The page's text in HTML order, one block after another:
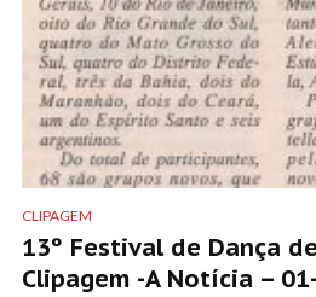
CLIPAGEM
13º Festival de Dança
Clipagem -A Notícia –